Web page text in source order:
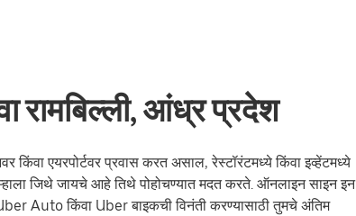
रामबिल्ली, आंध्र प्रदेश
एयरपोर्टवर प्रवास करत असाल, रेस्टॉरंटमध्ये किंवा इव्हेंटमध्ये
जिथे जायचे आहे तिथे पोहोचण्यात मदत करते. ऑनलाइन साइन इन
Auto किंवा Uber बाइकची विनंती करण्यासाठी तुमचे अंतिम